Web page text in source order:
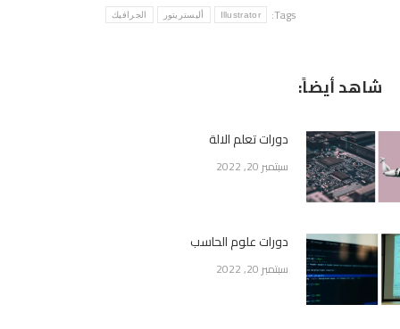
Tags:
Illustrator أليستريتور الجرافيك
شاهد أيضاً:
دورات تعلم الالة
سبتمبر 20, 2022
دورات علوم الحاسب
سبتمبر 20, 2022